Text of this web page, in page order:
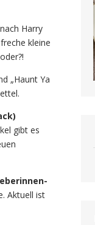
Harry
kleine
„Haunt Ya
gibt es
Aktuell ist